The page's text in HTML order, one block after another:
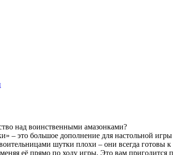
над воинственными амазонками?
– это большое дополнение для настольной
шутки плохи – они всегда готовы
её прямо по ходу игры. Это вам